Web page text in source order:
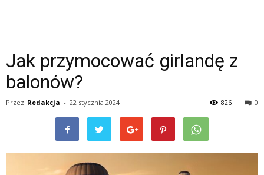
Jak przymocować girlandę z
balonów?
Przez Redakcja - 22 stycznia 2024 0
826